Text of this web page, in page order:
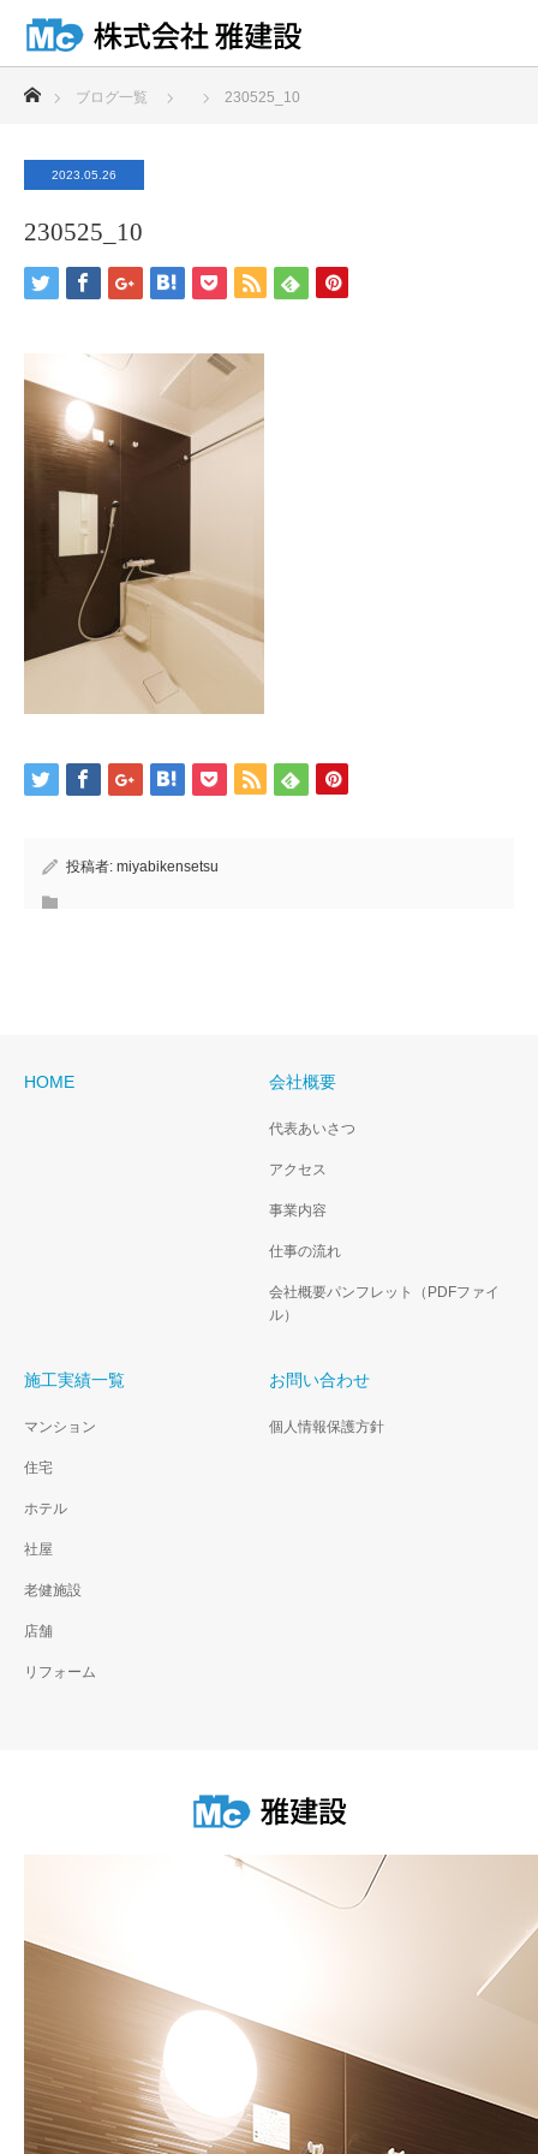
ブログ一覧 230525_10
2023.05.26
230525_10
投稿者: miyabikensetsu
HOME 会社概要
代表あいさつ
アクセス
事業内容
仕事の流れ
会社概要パンフレット（PDFファイ
ル）
施工実績一覧
マンション
住宅
ホテル
社屋
老健施設
店舗
リフォーム
お問い合わせ
個人情報保護方針